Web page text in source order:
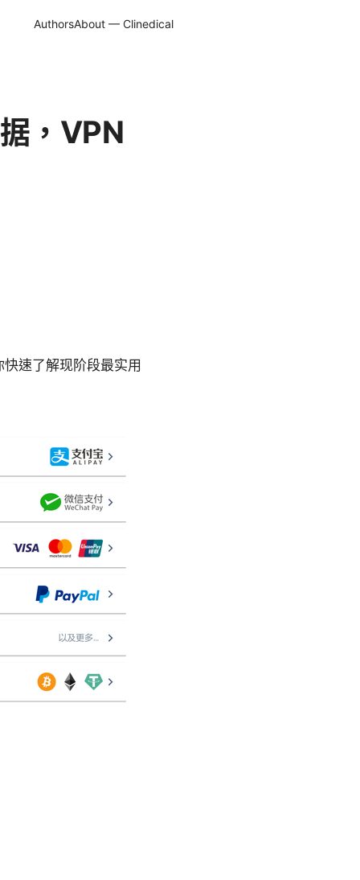
AuthorsAbout — Clinedical
，VPN
速了解现阶段最实用